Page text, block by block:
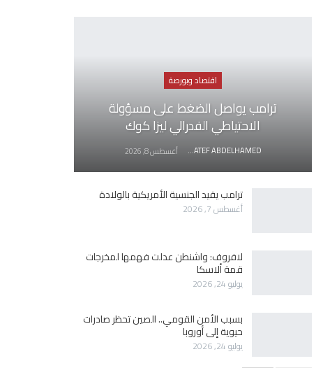
اقتصاد وبورصة
ترامب يواصل الضغط على مسؤولة
الاحتياطي الفدرالي ليزا كوك
AWATEF ABDELHAMED أغسطس 8, 2026
ترامب يقيد الجنسية الأمريكية بالولادة
أغسطس 7, 2026
لافروف: واشنطن عدلت فهمها لمخرجات
قمة ألاسكا
يوليو 24, 2026
بسبب الأمن القومي.. الصين تحظر صادرات
حيوية إلى أوروبا
يوليو 24, 2026